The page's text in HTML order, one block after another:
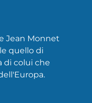
Jean Monnet
quello di
di colui che